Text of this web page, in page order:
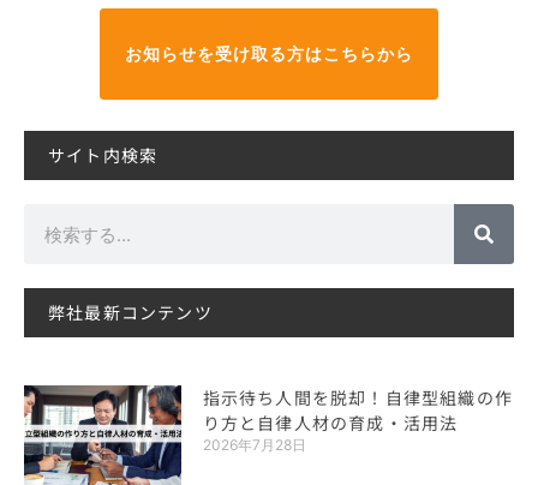
お知らせを受け取る方はこちらから
サイト内検索
弊社最新コンテンツ
指示待ち人間を脱却！自律型組織の作
り方と自律人材の育成・活用法
2026年7月28日